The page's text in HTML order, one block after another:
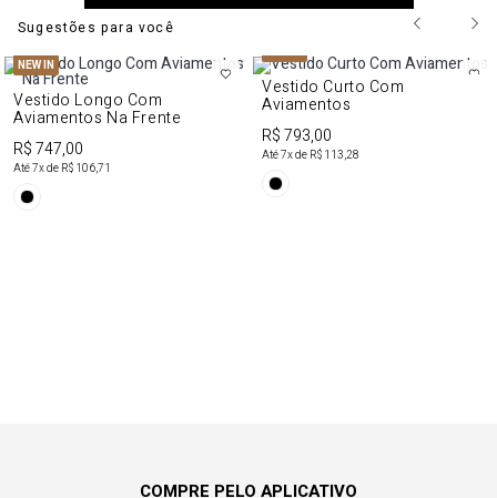
Sugestões para você
NEW IN
Vestido Longo Com
Aviamentos Na Frente
R$ 747,00
Até7x de R$ 106,71
NEW IN
Vestido Curto Com
Aviamentos
R$ 793,00
Até7x de R$ 113,28
COMPRE PELO APLICATIVO